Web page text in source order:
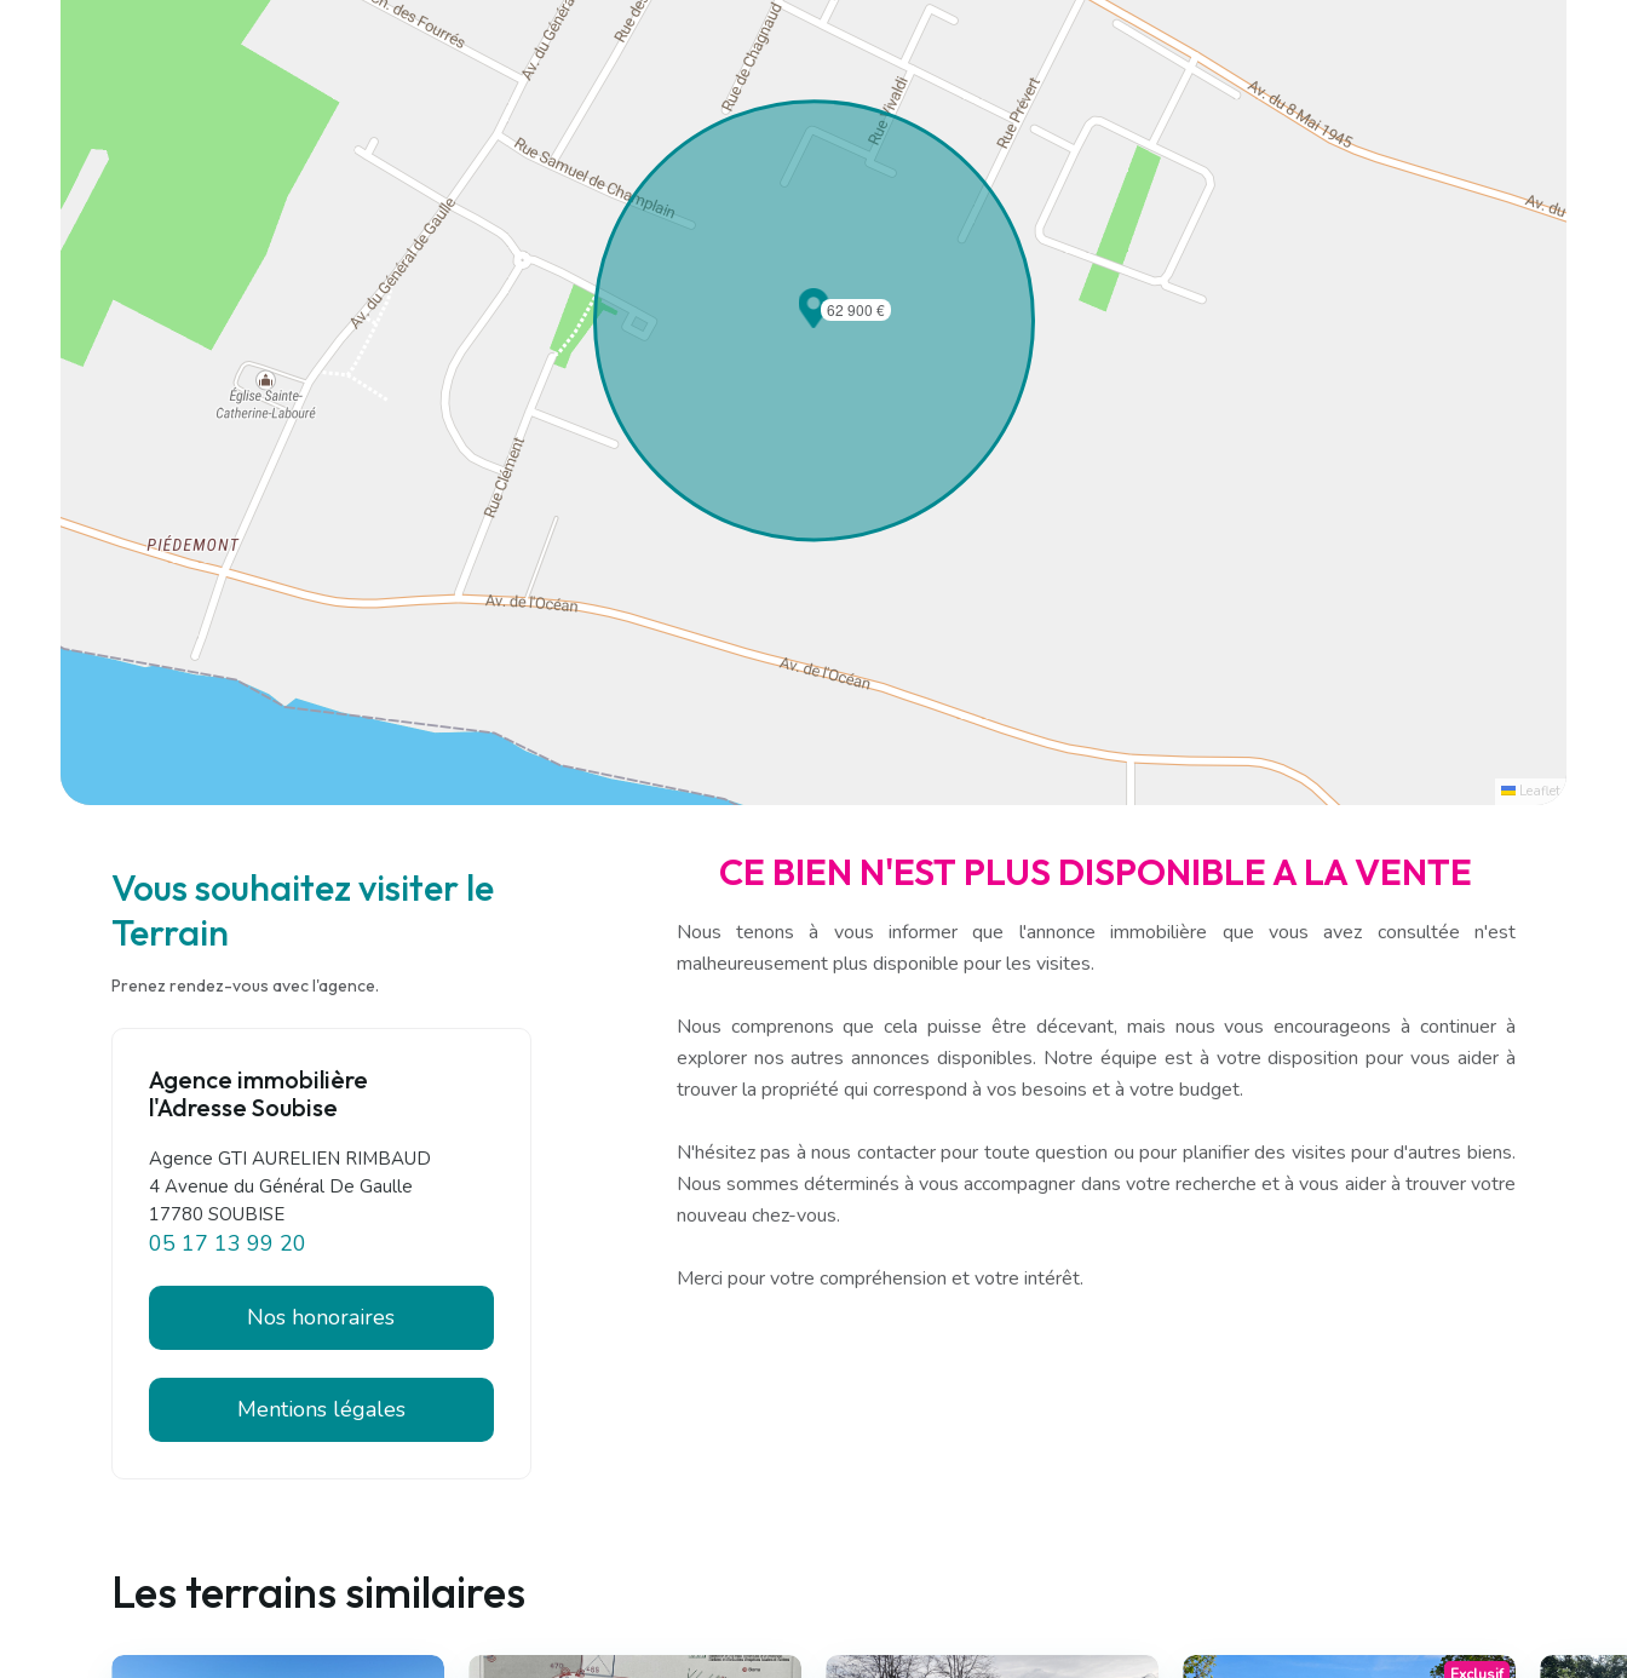
62 900 €
Leaflet
Vous souhaitez visiter le
Terrain
Prenez rendez-vous avec l'agence.
Agence immobilière
l'Adresse Soubise
Agence GTI AURELIEN RIMBAUD
4 Avenue du Général De Gaulle
17780 SOUBISE
05 17 13 99 20
Nos honoraires
Mentions légales
CE BIEN N'EST PLUS DISPONIBLE A LA VENTE
Nous tenons à vous informer que l'annonce immobilière que vous avez consultée n'est
malheureusement plus disponible pour les visites.
Nous comprenons que cela puisse être décevant, mais nous vous encourageons à continuer à
explorer nos autres annonces disponibles. Notre équipe est à votre disposition pour vous aider à
trouver la propriété qui correspond à vos besoins et à votre budget.
N'hésitez pas à nous contacter pour toute question ou pour planifier des visites pour d'autres biens.
Nous sommes déterminés à vous accompagner dans votre recherche et à vous aider à trouver votre
nouveau chez-vous.
Merci pour votre compréhension et votre intérêt.
Les terrains similaires